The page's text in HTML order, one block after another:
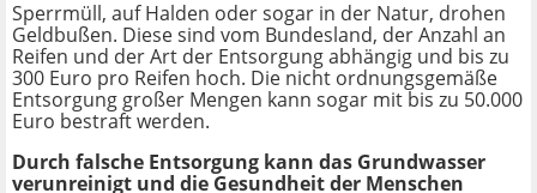
Sperrmüll, auf Halden oder sogar in der Natur, drohen
Geldbußen. Diese sind vom Bundesland, der Anzahl an
Reifen und der Art der Entsorgung abhängig und bis zu
300 Euro pro Reifen hoch. Die nicht ordnungsgemäße
Entsorgung großer Mengen kann sogar mit bis zu 50.000
Euro bestraft werden.
Durch falsche Entsorgung kann das Grundwasser
verunreinigt und die Gesundheit der Menschen